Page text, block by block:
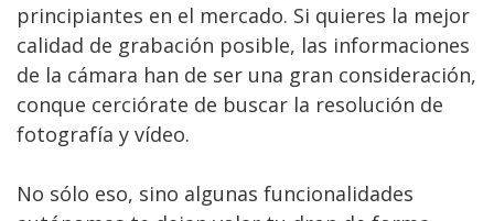
principiantes en el mercado. Si quieres la mejor
calidad de grabación posible, las informaciones
de la cámara han de ser una gran consideración,
conque cerciórate de buscar la resolución de
fotografía y vídeo.
No sólo eso, sino algunas funcionalidades